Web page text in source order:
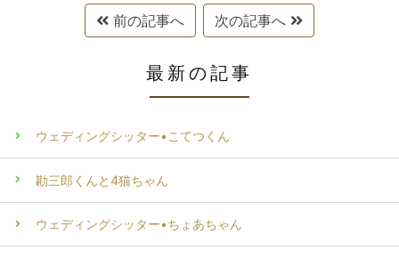
前の記事へ 次の記事へ
最新の記事
ウェディングシッター•こてつくん
勘三郎くんと4猫ちゃん
ウェディングシッター•ちょあちゃん